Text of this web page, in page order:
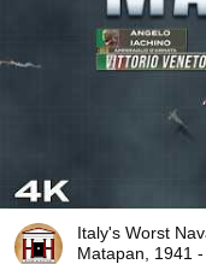
Italy's Worst
Matapan, 1941